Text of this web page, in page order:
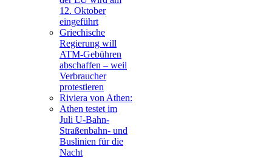
12. Oktober
eingeführt
Griechische
Regierung will
ATM-Gebühren
abschaffen – weil
Verbraucher
protestieren
Riviera von Athen:
Athen testet im
Juli U-Bahn-
Straßenbahn- und
Buslinien für die
Nacht